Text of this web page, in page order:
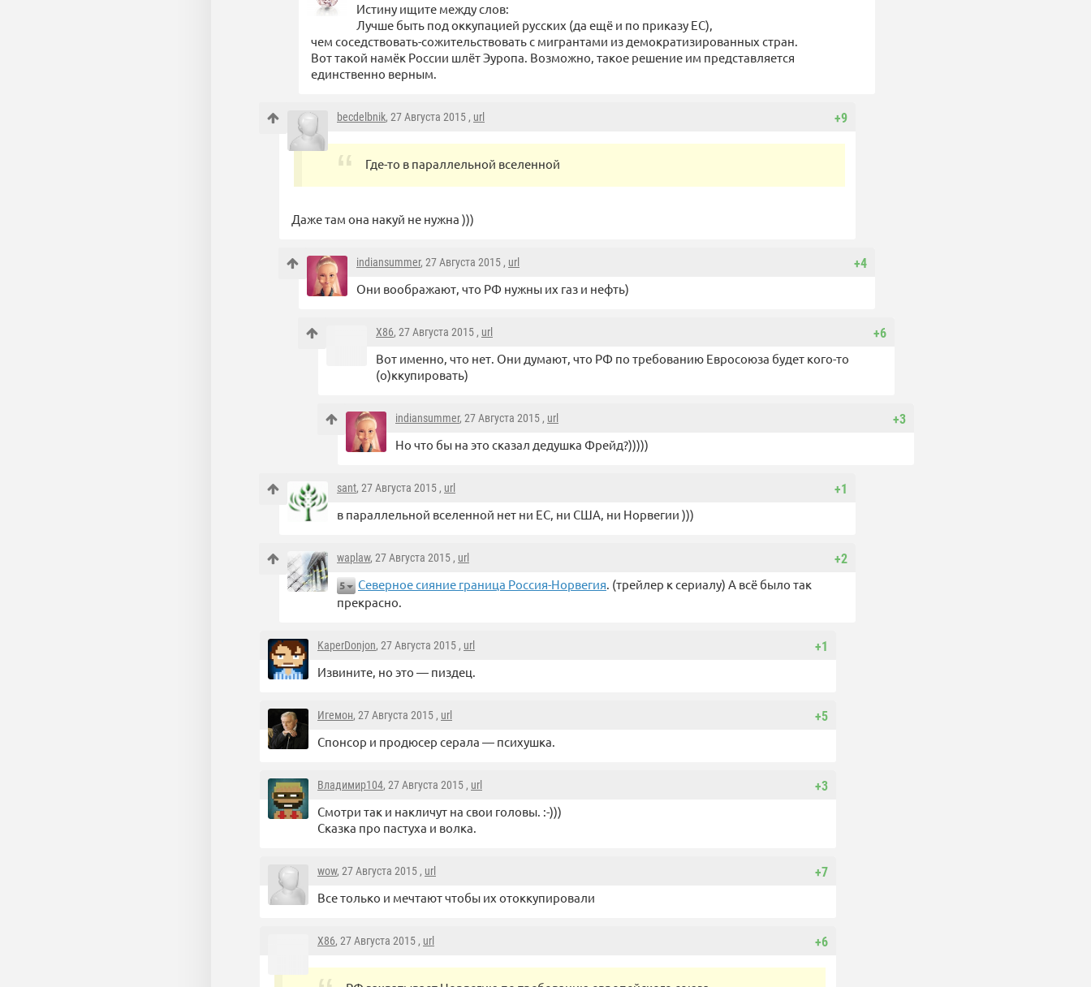
Истину ищите между слов:
Лучше быть под оккупацией русских (да ещё и по приказу ЕС),
чем соседствовать-сожительствовать с мигрантами из демократизированных стран.
Вот такой намёк России шлёт Эуропа. Возможно, такое решение им представляется
единственно верным.
+9
becdelbnik, 27 Августа 2015 , url
Где-то в параллельной вселенной
Даже там она накуй не нужна )))
+4
indiansummer, 27 Августа 2015 , url
Они воображают, что РФ нужны их газ и нефть)
+6
X86, 27 Августа 2015 , url
Вот именно, что нет. Они думают, что РФ по требованию Евросоюза будет кого-то
(о)ккупировать)
+3
indiansummer, 27 Августа 2015 , url
Но что бы на это сказал дедушка Фрейд?)))))
+1
sant, 27 Августа 2015 , url
в параллельной вселенной нет ни ЕС, ни США, ни Норвегии )))
+2
waplaw, 27 Августа 2015 , url
5 Северное сияние граница Россия-Норвегия. (трейлер к сериалу) А всё было так
прекрасно.
+1
KaperDonjon, 27 Августа 2015 , url
Извините, но это — пиздец.
+5
Игемон, 27 Августа 2015 , url
Спонсор и продюсер серала — психушка.
+3
Владимир104, 27 Августа 2015 , url
Смотри так и накличут на свои головы. :-)))
Сказка про пастуха и волка.
+7
wow, 27 Августа 2015 , url
Все только и мечтают чтобы их отоккупировали
+6
X86, 27 Августа 2015 , url